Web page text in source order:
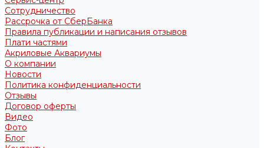
Сотрудничество
Рассрочка от СберБанка
Правила публикации и написания отзывов
Плати частями
Акриловые Аквариумы
О компании
Новости
Политика конфиденциальности
Отзывы
Договор оферты
Видео
Фото
Блог